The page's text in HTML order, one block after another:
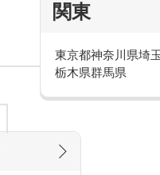
関東
東京都神奈川県埼
栃木県群馬県
官庁・官公庁の